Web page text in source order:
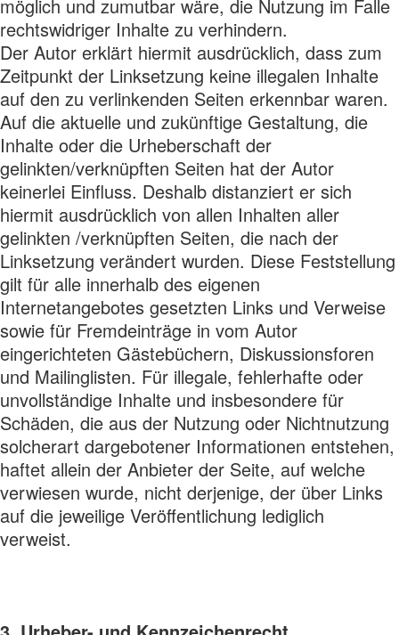
möglich und zumutbar wäre, die Nutzung im Falle
rechtswidriger Inhalte zu verhindern.
Der Autor erklärt hiermit ausdrücklich, dass zum
Zeitpunkt der Linksetzung keine illegalen Inhalte
auf den zu verlinkenden Seiten erkennbar waren.
Auf die aktuelle und zukünftige Gestaltung, die
Inhalte oder die Urheberschaft der
gelinkten/verknüpften Seiten hat der Autor
keinerlei Einfluss. Deshalb distanziert er sich
hiermit ausdrücklich von allen Inhalten aller
gelinkten /verknüpften Seiten, die nach der
Linksetzung verändert wurden. Diese Feststellung
gilt für alle innerhalb des eigenen
Internetangebotes gesetzten Links und Verweise
sowie für Fremdeinträge in vom Autor
eingerichteten Gästebüchern, Diskussionsforen
und Mailinglisten. Für illegale, fehlerhafte oder
unvollständige Inhalte und insbesondere für
Schäden, die aus der Nutzung oder Nichtnutzung
solcherart dargebotener Informationen entstehen,
haftet allein der Anbieter der Seite, auf welche
verwiesen wurde, nicht derjenige, der über Links
auf die jeweilige Veröffentlichung lediglich
verweist.